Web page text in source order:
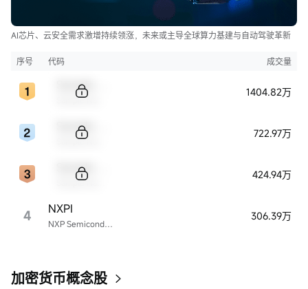
AI芯片、云安全需求激增持续领涨，未来或主导全球算力基建与自动驾驶革新
序号 代码 成交量
1404.82万
722.97万
424.94万
4 NXP Semiconductors
NXPI 306.39万
加密货币概念股